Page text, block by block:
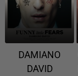
DAMIANO
DAVID